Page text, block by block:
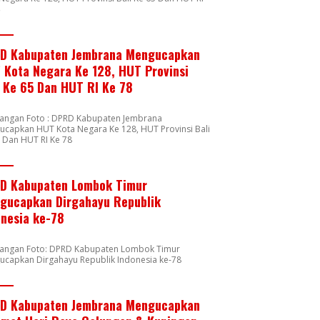
Kabupaten Jembrana Mengucapkan
Kota Negara Ke 128, HUT Provinsi
65 Dan HUT RI Ke 78
Foto : DPRD Kabupaten Jembrana
HUT Kota Negara Ke 128, HUT Provinsi Bali
Dan HUT RI Ke 78
Kabupaten Lombok Timur
Dirgahayu Republik
ke-78
Foto: DPRD Kabupaten Lombok Timur
Dirgahayu Republik Indonesia ke-78
Kabupaten Jembrana Mengucapkan